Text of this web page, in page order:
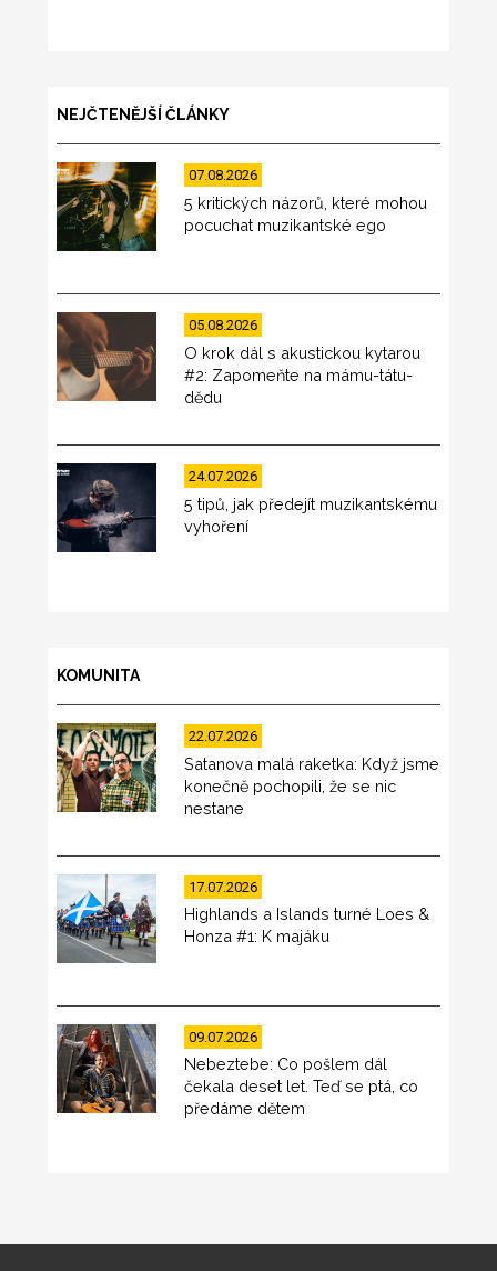
NEJČTENĚJŠÍ ČLÁNKY
07.08.2026
5 kritických názorů, které mohou
pocuchat muzikantské ego
05.08.2026
O krok dál s akustickou kytarou
#2: Zapomeňte na mámu-tátu-
dědu
24.07.2026
5 tipů, jak předejít muzikantskému
vyhoření
KOMUNITA
22.07.2026
Satanova malá raketka: Když jsme
konečně pochopili, že se nic
nestane
17.07.2026
Highlands a Islands turné Loes &
Honza #1: K majáku
09.07.2026
Nebeztebe: Co pošlem dál
čekala deset let. Teď se ptá, co
předáme dětem